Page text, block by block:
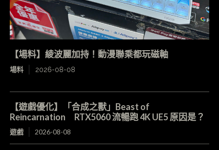
【場料】綾波麗加持！動漫聯乘都玩磁軸
場料 2026-08-08
【遊戲優化】「合成之獸」Beast of
Reincarnation RTX5060 流暢跑 4K UE5 原因是？
遊戲 2026-08-08